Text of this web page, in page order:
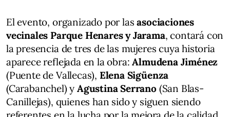
El evento, organizado por lasasociaciones
vecinales Parque Henares y Jarama, contará con
la presencia de tres de las mujeres cuya historia
aparece reflejada en la obra:Almudena Jiménez
(Puente de Vallecas), Elena Sigüenza
(Carabanchel) y Agustina Serrano(San Blas-
Canillejas), quienes han sido y siguen siendo